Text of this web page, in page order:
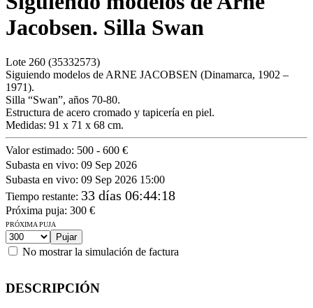
Jacobsen. Silla Swan
Lote 260 (35332573)
Siguiendo modelos de ARNE JACOBSEN (Dinamarca, 1902 –
1971).
Silla “Swan”, años 70-80.
Estructura de acero cromado y tapicería en piel.
Medidas: 91 x 71 x 68 cm.
Valor estimado: 500 - 600 €
Subasta en vivo: 09 Sep 2026
Subasta en vivo: 09 Sep 2026 15:00
Tiempo restante: 33 días 06:44:18
Próxima puja: 300 €
PRÓXIMA PUJA
No mostrar la simulación de factura
DESCRIPCIÓN